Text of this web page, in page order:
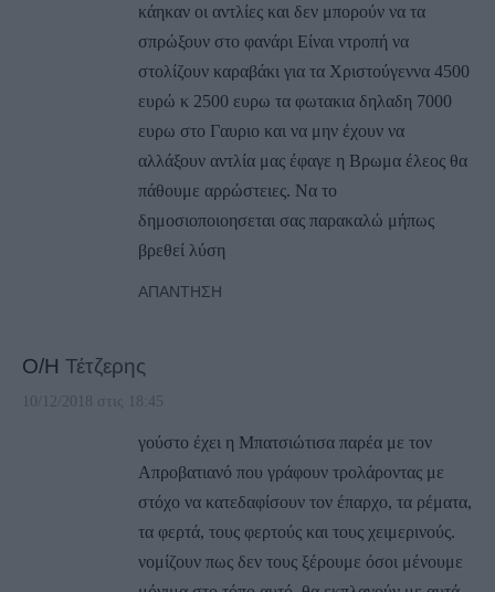
κάηκαν οι αντλίες και δεν μπορούν να τα
σπρώξουν στο φανάρι Είναι ντροπή να
στολίζουν καραβάκι για τα Χριστούγεννα 4500
ευρώ κ 2500 ευρω τα φωτακια δηλαδη 7000
ευρω στο Γαυριο και να μην έχουν να
αλλάξουν αντλία μας έφαγε η Βρωμα έλεος θα
πάθουμε αρρώστειες. Να το
δημοσιοποιοησεται σας παρακαλώ μήπως
βρεθεί λύση
ΑΠΆΝΤΗΣΗ
Ο/Η Τέτζερης
10/12/2018 στις 18:45
γούστο έχει η Μπατσιώτισα παρέα με τον
Απροβατιανό που γράφουν τρολάροντας με
στόχο να κατεδαφίσουν τον έπαρχο, τα ρέματα,
τα φερτά, τους φερτούς και τους χειμερινούς.
νομίζουν πως δεν τους ξέρουμε όσοι μένουμε